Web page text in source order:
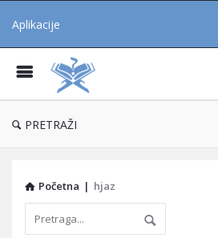
Aplikacije
PRETRAŽI
Početna | hjaz